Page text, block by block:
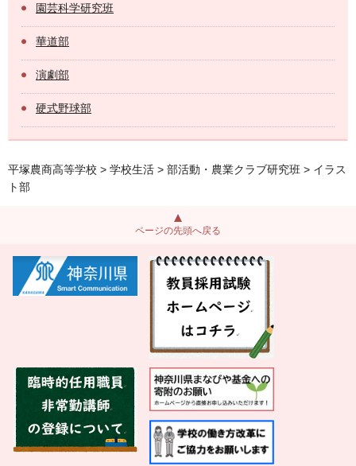
園芸科学研究班
華道部
演劇部
硬式野球部
平塚農商高等学校 > 学校生活 > 部活動・農業クラブ研究班 > イラス
ト部
ページの先頭へ戻る